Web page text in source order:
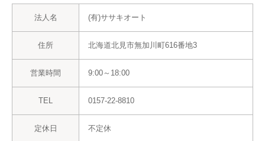
法人名 (有)ササキオート
住所 北海道北見市無加川町616番地3
営業時間 9:00～18:00
TEL 0157-22-8810
定休日 不定休